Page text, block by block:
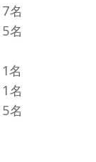
7名
5名
名
1名
5名